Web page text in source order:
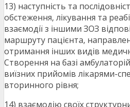
13) наступність та
обстеження, лікування та
взаємодії з іншими ЗОЗ
маршруту пацієнта,
отримання інших видів
Створення на базі
виїзних прийомів лікарями-
вторинного рівня;
14) взаємодію своїх